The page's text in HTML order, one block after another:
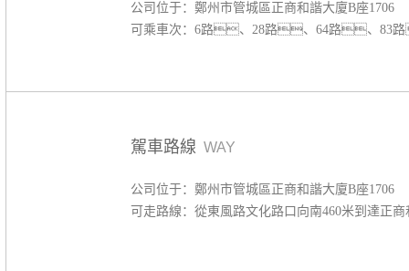
公司位于：鄭州市管城區正商和諧大廈B座1706
可乘車次：6路、28路、64路、83
駕車路線 WAY
公司位于：鄭州市管城區正商和諧大廈B座1706
可走路線：從東風路文化路口向南460米到達正